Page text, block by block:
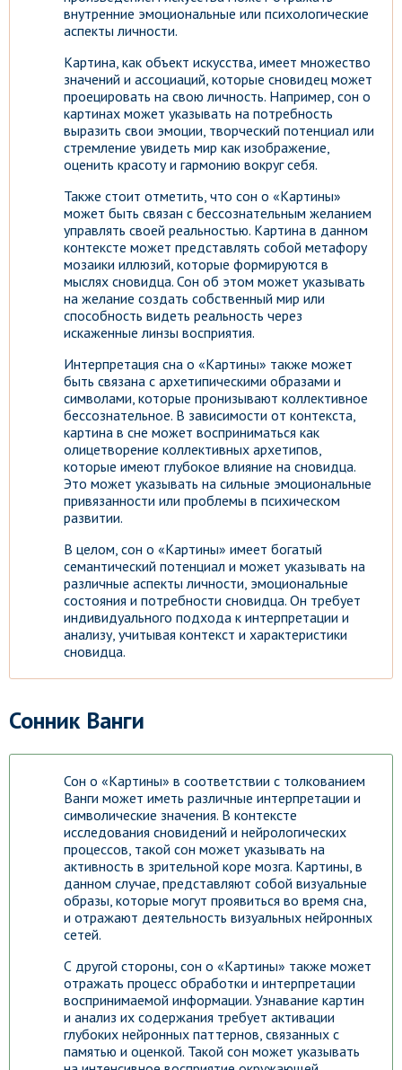
внутренние эмоциональные или психологические
аспекты личности.
Картина, как объект искусства, имеет множество
значений и ассоциаций, которые сновидец может
проецировать на свою личность. Например, сон о
картинах может указывать на потребность
выразить свои эмоции, творческий потенциал или
стремление увидеть мир как изображение,
оценить красоту и гармонию вокруг себя.
Также стоит отметить, что сон о «Картины»
может быть связан с бессознательным желанием
управлять своей реальностью. Картина в данном
контексте может представлять собой метафору
мозаики иллюзий, которые формируются в
мыслях сновидца. Сон об этом может указывать
на желание создать собственный мир или
способность видеть реальность через
искаженные линзы восприятия.
Интерпретация сна о «Картины» также может
быть связана с архетипическими образами и
символами, которые пронизывают коллективное
бессознательное. В зависимости от контекста,
картина в сне может восприниматься как
олицетворение коллективных архетипов,
которые имеют глубокое влияние на сновидца.
Это может указывать на сильные эмоциональные
привязанности или проблемы в психическом
развитии.
В целом, сон о «Картины» имеет богатый
семантический потенциал и может указывать на
различные аспекты личности, эмоциональные
состояния и потребности сновидца. Он требует
индивидуального подхода к интерпретации и
анализу, учитывая контекст и характеристики
сновидца.
Сонник Ванги
Сон о «Картины» в соответствии с толкованием
Ванги может иметь различные интерпретации и
символические значения. В контексте
исследования сновидений и нейрологических
процессов, такой сон может указывать на
активность в зрительной коре мозга. Картины, в
данном случае, представляют собой визуальные
образы, которые могут проявиться во время сна,
и отражают деятельность визуальных нейронных
сетей.
С другой стороны, сон о «Картины» также может
отражать процесс обработки и интерпретации
воспринимаемой информации. Узнавание картин
и анализ их содержания требует активации
глубоких нейронных паттернов, связанных с
памятью и оценкой. Такой сон может указывать